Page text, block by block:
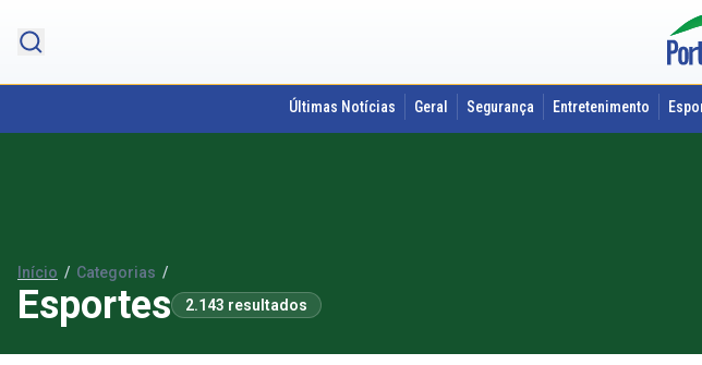
Últimas Notícias Geral Segurança Entretenimento
Início / Categorias /
Esportes 2.143 resultados